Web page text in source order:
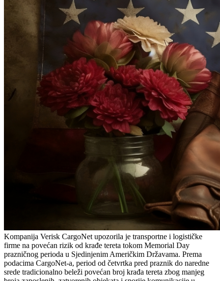
Kompanija Verisk CargoNet upozorila je transportne i logističke
firme na povećan rizik od krađe tereta tokom Memorial Day
prazničnog perioda u Sjedinjenim Američkim Državama. Prema
podacima CargoNet-a, period od četvrtka pred praznik do naredne
srede tradicionalno beleži povećan broj krađa tereta zbog manjeg